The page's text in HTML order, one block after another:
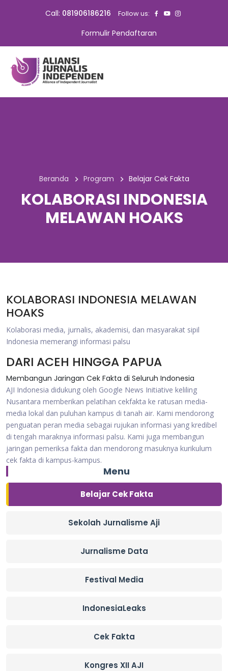
Call: 081906186216 Follow us:
Formulir Pendaftaran
Beranda Program Belajar Cek Fakta
KOLABORASI INDONESIA
MELAWAN HOAKS
KOLABORASI INDONESIA MELAWAN
HOAKS
Kolaborasi media, jurnalis, akademisi, dan masyarakat sipil
Indonesia memerangi informasi palsu
DARI ACEH HINGGA PAPUA
Membangun Jaringan Cek Fakta di Seluruh Indonesia
AJI Indonesia didukung oleh Google News Initiative keliling
Nusantara memberikan pelatihan cekfakta ke ratusan media-
media lokal dan puluhan kampus di tanah air. Kami mendorong
penguatan peran media sebagai rujukan informasi yang kredibel
di tengah maraknya informasi palsu. Kami juga membangun
jaringan pemeriksa fakta dan mendorong masuknya kurikulum
cek fakta di kampus-kampus.
Menu
Belajar Cek Fakta
Sekolah Jurnalisme Aji
Jurnalisme Data
Festival Media
IndonesiaLeaks
Cek Fakta
Kongres XII AJI